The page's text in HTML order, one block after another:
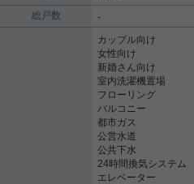
総戸数
-
カップル向け
女性向け
新婚さん向け
室内洗濯機置場
フローリング
バルコニー
都市ガス
公営水道
公共下水
24時間換気システム
エレベーター